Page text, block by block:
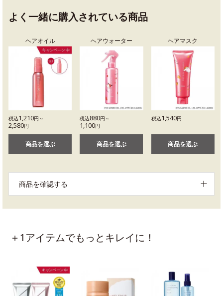
よく一緒に購入されている商品
ヘアオイル
税込1,210円～
2,580円
商品を選ぶ
ヘアウォーター
税込880円～
1,100円
商品を選ぶ
ヘアマスク
税込1,540円
商品を選ぶ
商品を確認する
＋1アイテムでもっとキレイに！